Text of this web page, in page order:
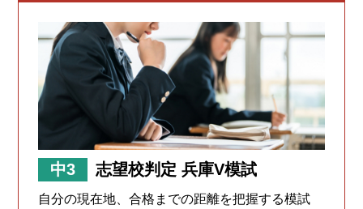
中3 志望校判定 兵庫V模試
自分の現在地、合格までの距離を把握する模試